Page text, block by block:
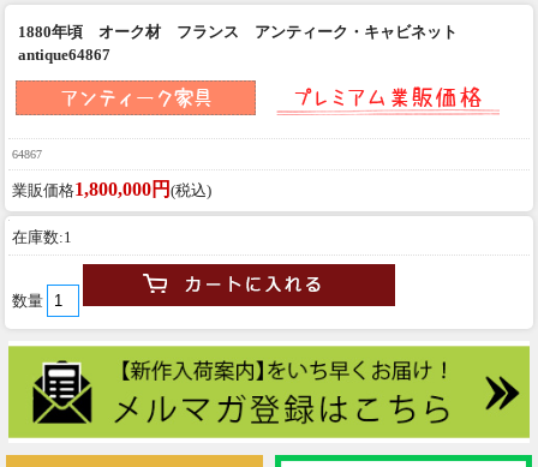
1880年頃 オーク材 フランス アンティーク・キャビネット
antique64867
64867
業販価格1,800,000円 (税込)
在庫数:1
数量